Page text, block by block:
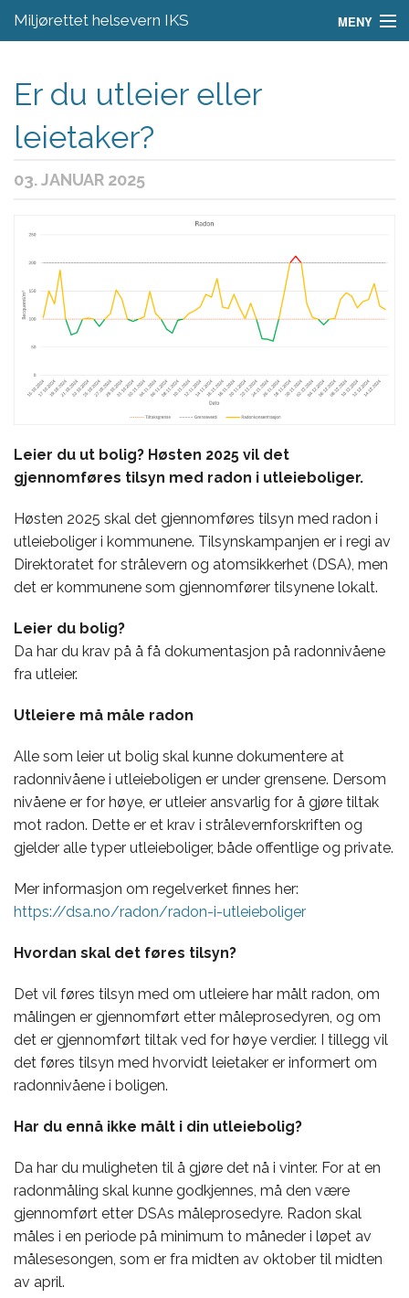
Miljørettet helsevern IKS MENY
Regelverk
Skjema
Om oss
Kontakt
Er du utleier eller
leietaker?
03. JANUAR 2025
Leier du ut bolig? Høsten 2025 vil det
gjennomføres tilsyn med radon i utleieboliger.
Høsten 2025 skal det gjennomføres tilsyn med radon i
utleieboliger i kommunene. Tilsynskampanjen er i regi av
Direktoratet for strålevern og atomsikkerhet (DSA), men
det er kommunene som gjennomfører tilsynene lokalt.
Leier du bolig?
Da har du krav på å få dokumentasjon på radonnivåene
fra utleier.
Utleiere må måle radon
Alle som leier ut bolig skal kunne dokumentere at
radonnivåene i utleieboligen er under grensene. Dersom
nivåene er for høye, er utleier ansvarlig for å gjøre tiltak
mot radon. Dette er et krav i strålevernforskriften og
gjelder alle typer utleieboliger, både offentlige og private.
Mer informasjon om regelverket finnes her:
https://dsa.no/radon/radon-i-utleieboliger
Hvordan skal det føres tilsyn?
Det vil føres tilsyn med om utleiere har målt radon, om
målingen er gjennomført etter måleprosedyren, og om
det er gjennomført tiltak ved for høye verdier. I tillegg vil
det føres tilsyn med hvorvidt leietaker er informert om
radonnivåene i boligen.
Har du ennå ikke målt i din utleiebolig?
Da har du muligheten til å gjøre det nå i vinter. For at en
radonmåling skal kunne godkjennes, må den være
gjennomført etter DSAs måleprosedyre. Radon skal
måles i en periode på minimum to måneder i løpet av
målesesongen, som er fra midten av oktober til midten
av april.